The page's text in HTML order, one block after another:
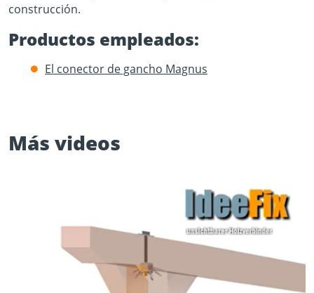
construcción.
Productos empleados:
El conector de gancho Magnus
Más videos